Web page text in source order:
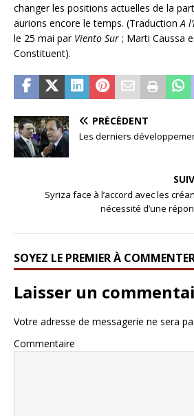
changer les positions actuelles de la
aurions encore le temps. (TraductionA
le 25 mai par Viento Sur ; Marti Caussa
Constituent).
PRÉCÉDENT
Les derniers
Syriza face à l’accord avec les
nécessité d’une
SOYEZ LE PREMIER À
Laisser un
Votre adresse de messagerie ne sera
Commentaire